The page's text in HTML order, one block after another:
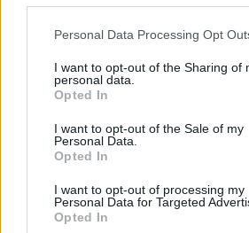
Please note that this website/app uses
not limited to your visit or usage
grant or deny consent to Google and
use your data for below specified
consent section.
Personal Data Processing Opt
I want to opt-out of the Sharing of
personal data.
Opted In
I want to opt-out of the Sale of my
Personal Data.
Opted In
I want to opt-out of processing my
Personal Data for Targeted
Opted In
2026
Le ultime offerte di lavoro
segnalazione dei residenti